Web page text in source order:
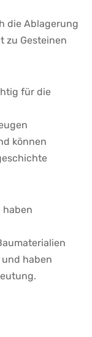
die​ Ablagerung
zu Gesteinen⁢
für die
können
haben
haben